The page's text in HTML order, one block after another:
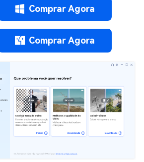
Comprar Agora
Comprar Agora